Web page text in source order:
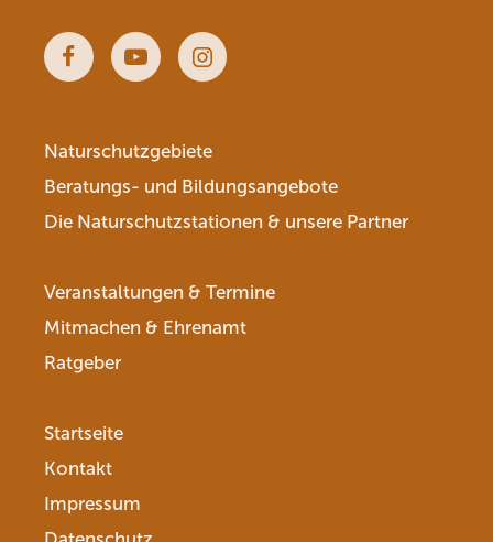
FacebookYoutubeInstagram
Naturschutzgebiete
Beratungs- und Bildungsangebote
Die Naturschutzstationen & unsere Partner
Veranstaltungen & Termine
Mitmachen & Ehrenamt
Ratgeber
Startseite
Kontakt
Impressum